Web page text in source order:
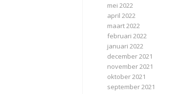
mei 2022
april 2022
maart 2022
februari 2022
januari 2022
december 2021
november 2021
oktober 2021
september 2021